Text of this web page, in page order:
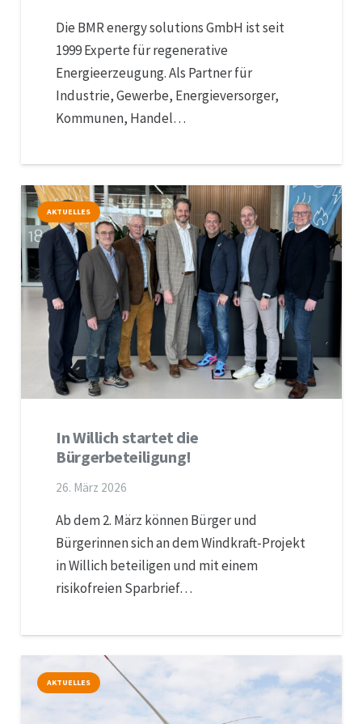
Die BMR energy solutions GmbH ist seit
1999 Experte für regenerative
Energieerzeugung. Als Partner für
Industrie, Gewerbe, Energieversorger,
Kommunen, Handel…
AKTUELLES
In Willich startet die
Bürgerbeteiligung!
26. März 2026
Ab dem 2. März können Bürger und
Bürgerinnen sich an dem Windkraft-Projekt
in Willich beteiligen und mit einem
risikofreien Sparbrief…
AKTUELLES